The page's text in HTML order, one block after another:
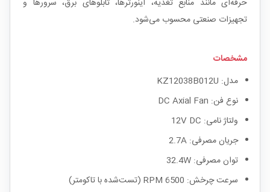
حرفه‌ای مانند منابع تغذیه، اینورترها، تابلوهای برق، سرورها و
تجهیزات صنعتی محسوب می‌شود.
مشخصات
مدل: KZ12038B012U
نوع فن: DC Axial Fan
ولتاژ نامی: 12V DC
جریان مصرفی: 2.7A
توان مصرفی: 32.4W
سرعت چرخش: 6500 RPM (تست‌شده با تاکومتر)